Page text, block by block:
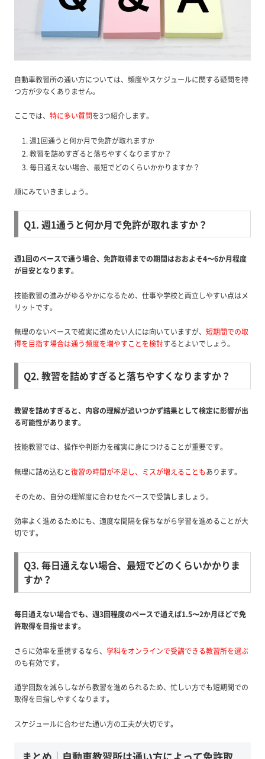
自動車教習所の通い方については、頻度やスケジュールに関する疑問を持
つ方が少なくありません。
ここでは、 特に多い質問を3つ紹介します。
週1回通うと何か月で免許が取れますか
教習を詰めすぎると落ちやすくなりますか？
毎日通えない場合、最短でどのくらいかかりますか？
順にみていきましょう。
Q1. 週1通うと何か月で免許が取れますか？
週1回のペースで通う場合、免許取得までの期間はおおよそ4〜6か月程度
が目安となります。
技能教習の進みがゆるやかになるため、仕事や学校と両立しやすい点はメ
リットです。
無理のないペースで確実に進めたい人には向いていますが、 短期間での取
得を目指す場合は通う頻度を増やすことを検討するとよいでしょう。
Q2. 教習を詰めすぎると落ちやすくなりますか？
教習を詰めすぎると、内容の理解が追いつかず結果として検定に影響が出
る可能性があります。
技能教習では、操作や判断力を確実に身につけることが重要です。
無理に詰め込むと復習の時間が不足し、ミスが増えることもあります。
そのため、自分の理解度に合わせたペースで受講しましょう。
効率よく進めるためにも、適度な間隔を保ちながら学習を進めることが大
切です。
Q3. 毎日通えない場合、最短でどのくらいかかりま
すか？
毎日通えない場合でも、週3回程度のペースで通えば1.5〜2か月ほどで免
許取得を目指せます。
さらに効率を重視するなら、 学科をオンラインで受講できる教習所を選ぶ
のも有効です。
通学回数を減らしながら教習を進められるため、忙しい方でも短期間での
取得を目指しやすくなります。
スケジュールに合わせた通い方の工夫が大切です。
まとめ｜自動車教習所は通い方によって免許取